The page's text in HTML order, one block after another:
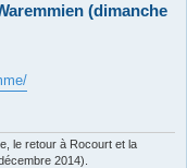
(dimanche
le retour à Rocourt et la
2014).